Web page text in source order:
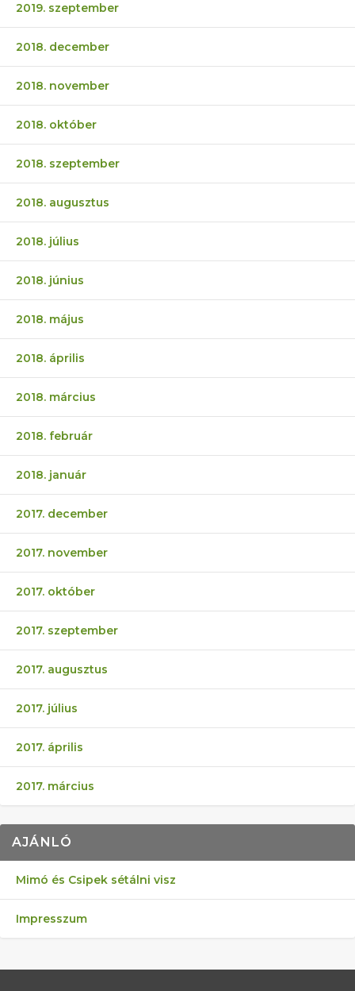
2019. szeptember
2018. december
2018. november
2018. október
2018. szeptember
2018. augusztus
2018. július
2018. június
2018. május
2018. április
2018. március
2018. február
2018. január
2017. december
2017. november
2017. október
2017. szeptember
2017. augusztus
2017. július
2017. április
2017. március
AJÁNLÓ
Mimó és Csipek sétálni visz
Impresszum